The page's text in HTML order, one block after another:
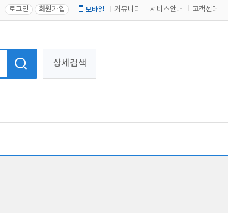
로그인 회원가입 모바일 커뮤니티 서비스안내 고객센터
상세검색